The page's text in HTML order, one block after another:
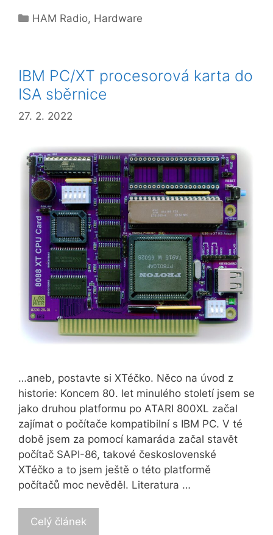
Categories
HAM Radio, Hardware
IBM PC/XT procesorová karta do
ISA sběrnice
27. 2. 2022
…aneb, postavte si XTéčko. Něco na úvod z
historie: Koncem 80. let minulého století jsem se
jako druhou platformu po ATARI 800XL začal
zajímat o počítače kompatibilní s IBM PC. V té
době jsem za pomocí kamaráda začal stavět
počítač SAPI-86, takové československé
XTéčko a to jsem ještě o této platformě
počítačů moc nevěděl. Literatura …
Celý článek